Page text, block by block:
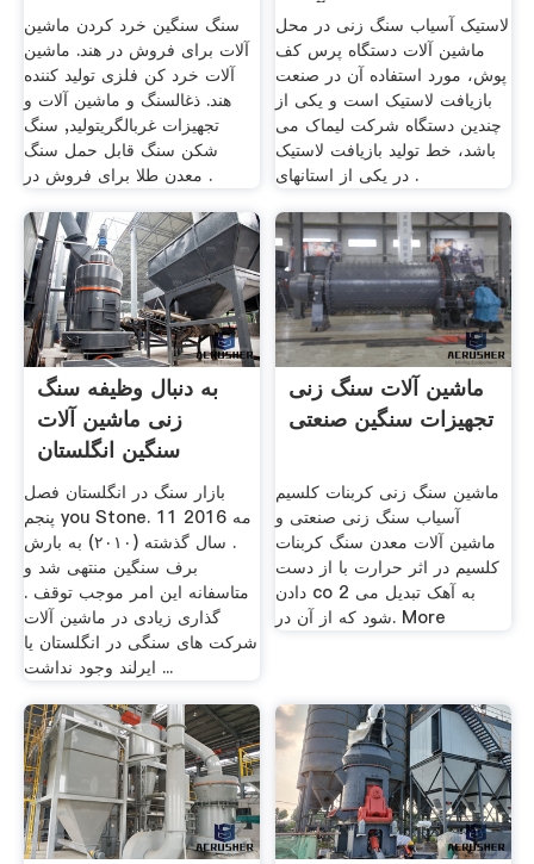
سنگ سنگین خرد کردن ماشین
آلات برای فروش در هند. ماشین
آلات خرد کن فلزی تولید کننده
هند. ذغالسنگ و ماشین آلات و
تجهیزات غربالگریتولید, سنگ
شکن سنگ قابل حمل سنگ
معدن طلا برای فروش در .
لاستیک آسیاب سنگ زنی در محل
ماشین آلات دستگاه پرس کف
پوش، مورد استفاده آن در صنعت
بازیافت لاستیک است و یکی از
چندین دستگاه شرکت لیماک می
باشد، خط تولید بازیافت لاستیک
در یکی از استانهای .
به دنبال وظیفه سنگ
زنی ماشین آلات
سنگین انگلستان
بازار سنگ در انگلستان فصل
پنجم you Stone. 11 مه 2016
. سال گذشته (۲۰۱۰) به بارش
برف سنگین منتهی شد و
متاسفانه این امر موجب توقف .
گذاری زیادی در ماشین آلات
شرکت های سنگی در انگلستان یا
ایرلند وجود نداشت ...
ماشین آلات سنگ زنی
تجهیزات سنگین صنعتی
ماشین سنگ زنی کربنات کلسیم
آسیاب سنگ زنی صنعتی و
ماشین آلات معدن سنگ کربنات
کلسیم در اثر حرارت با از دست
دادن co 2 به آهک تبدیل می
شود که از آن در. More